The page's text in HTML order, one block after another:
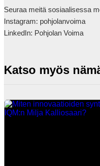
Seuraa meitä sosiaalisessa
Instagram: pohjolanvoima
LinkedIn: Pohjolan
Katso myös